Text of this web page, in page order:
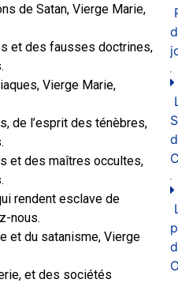
de Satan, Vierge Marie,
et des fausses doctrines,
Vierge Marie,
de l’esprit des ténèbres,
et des maîtres occultes,
rendent esclave de
nous.
et du satanisme, Vierge
et des sociétés